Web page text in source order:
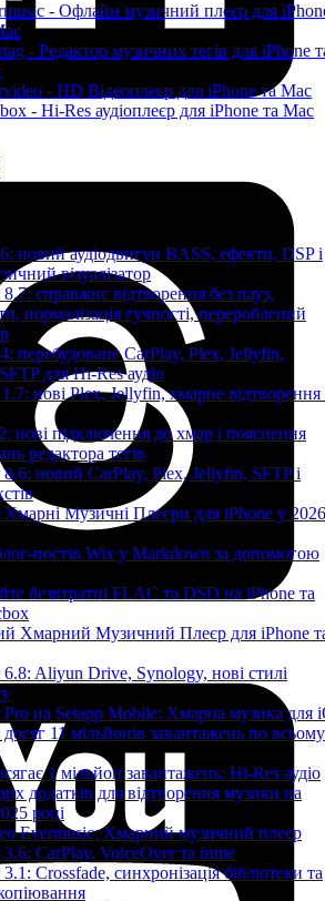
- Офлайн музичний плеєр для
- Редактор музичних тегів для iPhone
- HD Відеоплеєр для iPhone та Mac
- Hi-Res аудіоплеєр для iPhone та Mac
новий аудіодвигун BASS, ефекти, DSP і
візуалізатор
справжнє відтворення без пауз,
нормалізація гучності, перероблений
перебудоване CarPlay, Plex, Jellyfin,
для Hi-Res аудіо
нові Plex, Jellyfin, хмарне відтворення
нові підключення до хмар і пояснення
редактора тегів
новий CarPlay, Plex, Jellyfin, SFTP і
Музичні Плеєри для iPhone у 2026
постів Wix у Markdown за допомогою
безвтратні FLAC та DSD на iPhone та
Хмарний Музичний Плеєр для iPhone
Aliyun Drive, Synology, нові стилі
Pro на Setapp Mobile: Хмарна музика для
11 мільйонів завантажень по всьому
1 мільйон завантажень: Hi-Res аудіо
додатків для відтворення музики на
році
Evermusic: Хмарний музичний плеєр
CarPlay, VoiceOver та інше
Crossfade, синхронізація бібліотеки та